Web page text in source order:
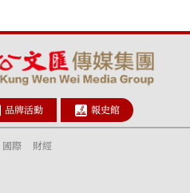
品牌活動 報史館
國際 財經